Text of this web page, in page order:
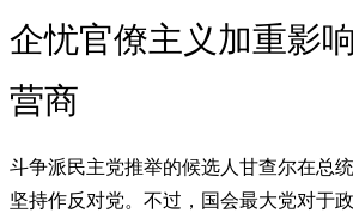
企忧官僚主义加重影响
营商
斗争派民主党推举的候选人甘查尔在总
坚持作反对党。不过，国会最大党对于